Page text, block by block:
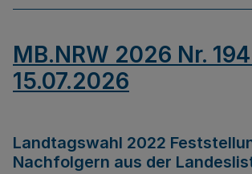
MB.NRW 2026 Nr.
15.07.2026
Landtagswahl 2022
Nachfolgern aus der